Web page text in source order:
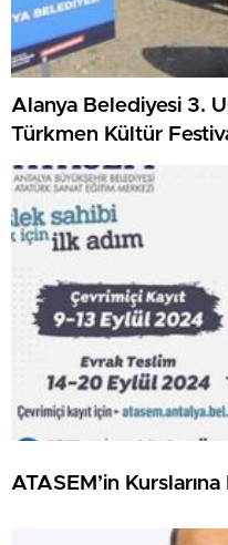
Alanya Belediyesi 3.
Türkmen Kültür
ATASEM’in Kurslarına